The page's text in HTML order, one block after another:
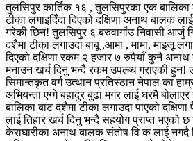
तुलसिपुर कार्तिक १६ , तुलसिपुरका एक
टीका लगाइदिँदा दिएको दक्षिणा अनाथ बालक
गरेकी छिन! तुलसिपुर ६ बरुवागाँउ निवासी आर्जु
दशैमा टीका लगाउदा बाबू ,आमा , मामा, माइजू
दिएको दक्षिणा रकम २ हजार ७ रुपैयाँ कुनै अनाथ
मनाउन खर्च दिनु भन्दै रकम उपल्ब्ध गराएकी
सिमान्तकृत वर्ग उत्थान प्रतिस्ठान नेपाल का
अभियन्ता एग्गे बहादुर बुढा मगर लाई घरमै
बालिका बाट दशैमा टीका लगाउदा पाएको
लाई तिहार खर्च दिनु भन्दै सहयोग प्राप्त भएको
केराघारीका अनाथ बालक संतोष वि क लाई नगदै